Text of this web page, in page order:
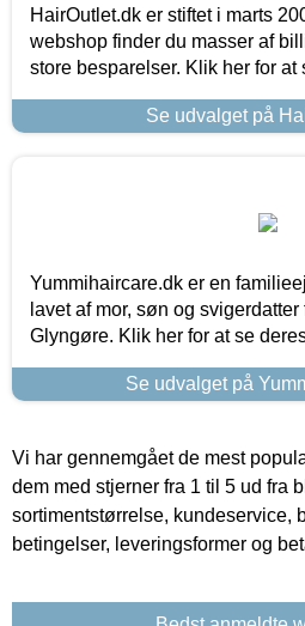
HairOutlet.dk er stiftet i marts
webshop finder du masser af
store besparelser. Klik her for at
Se udvalget på
Yummihaircare.dk er en
lavet af mor, søn og
Glyngøre. Klik her for at se
Se udvalget på
Vi har gennemgået de mest
dem med stjerner fra 1 til 5 ud fra
sortimentstørrelse, kundeservice,
betingelser, leveringsformer og